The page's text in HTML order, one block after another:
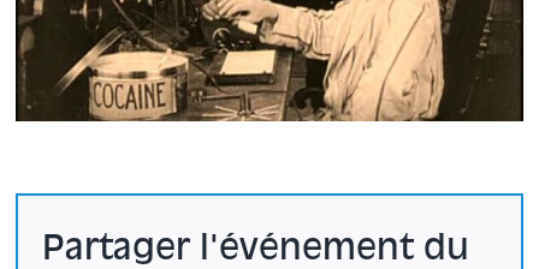
Partager l'événement du